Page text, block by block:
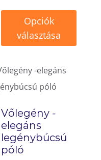
Opciók
választása
a
terméknek
variációja
van.
A
Vőlegény -
elegáns
legénybúcsú
póló